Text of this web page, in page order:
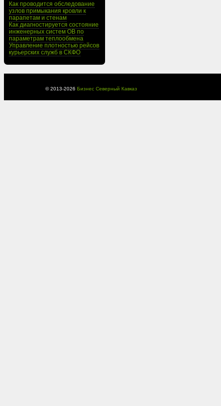
Как проводится обследование
узлов примыкания кровли к
парапетам и стенам
Как диагностируется состояние
инженерных систем ОВ по
параметрам теплообмена
Управление плотностью рейсов
курьерских служб в СКФО
© 2013-2026 Бизнес Северный Кавказ